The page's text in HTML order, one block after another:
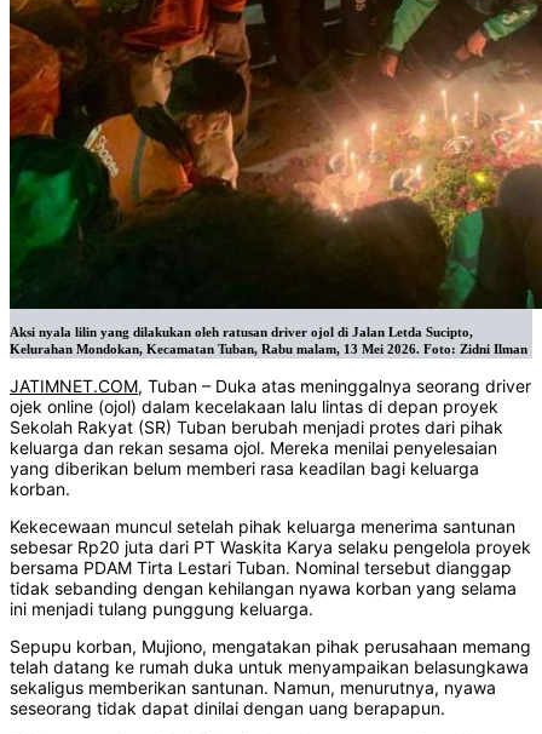
Aksi nyala lilin yang dilakukan oleh ratusan driver ojol di Jalan Letda Sucipto,
Kelurahan Mondokan, Kecamatan Tuban, Rabu malam, 13 Mei 2026. Foto: Zidni Ilman
JATIMNET.COM, Tuban – Duka atas meninggalnya seorang driver
ojek online (ojol) dalam kecelakaan lalu lintas di depan proyek
Sekolah Rakyat (SR) Tuban berubah menjadi protes dari pihak
keluarga dan rekan sesama ojol. Mereka menilai penyelesaian
yang diberikan belum memberi rasa keadilan bagi keluarga
korban.
Kekecewaan muncul setelah pihak keluarga menerima santunan
sebesar Rp20 juta dari PT Waskita Karya selaku pengelola proyek
bersama PDAM Tirta Lestari Tuban. Nominal tersebut dianggap
tidak sebanding dengan kehilangan nyawa korban yang selama
ini menjadi tulang punggung keluarga.
Sepupu korban, Mujiono, mengatakan pihak perusahaan memang
telah datang ke rumah duka untuk menyampaikan belasungkawa
sekaligus memberikan santunan. Namun, menurutnya, nyawa
seseorang tidak dapat dinilai dengan uang berapapun.